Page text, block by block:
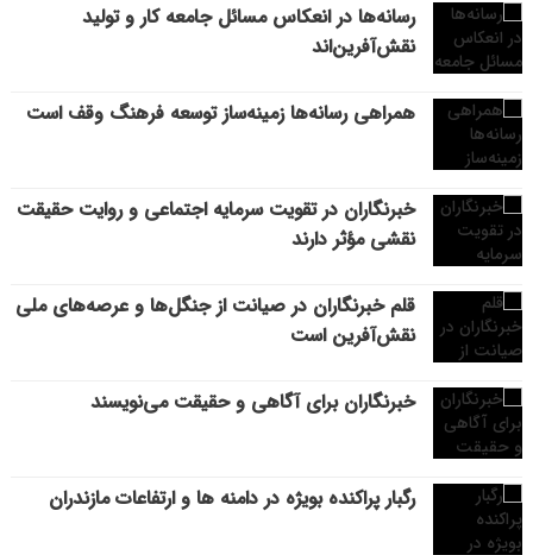
رسانه‌ها در انعکاس مسائل جامعه کار و تولید
نقش‌آفرین‌اند
همراهی رسانه‌ها زمینه‌ساز توسعه فرهنگ وقف است
خبرنگاران در تقویت سرمایه اجتماعی و روایت حقیقت
نقشی مؤثر دارند
قلم خبرنگاران در صیانت از جنگل‌ها و عرصه‌های ملی
نقش‌آفرین است
خبرنگاران برای آگاهی و حقیقت می‌نویسند
رگبار پراکنده بویژه در دامنه ها و ارتفاعات مازندران